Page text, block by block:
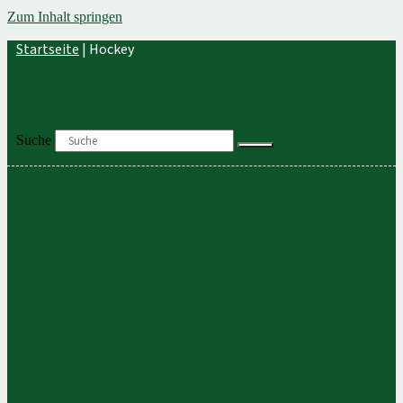
Zum Inhalt springen
Startseite | Hockey
Suche